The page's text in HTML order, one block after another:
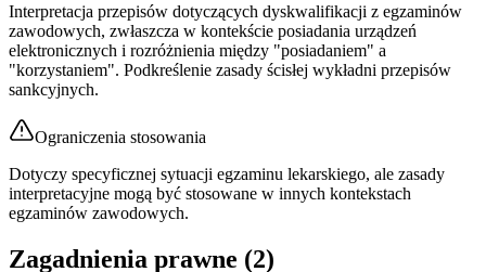
Interpretacja przepisów dotyczących dyskwalifikacji z egzaminów
zawodowych, zwłaszcza w kontekście posiadania urządzeń
elektronicznych i rozróżnienia między "posiadaniem" a
"korzystaniem". Podkreślenie zasady ścisłej wykładni przepisów
sankcyjnych.
Ograniczenia stosowania
Dotyczy specyficznej sytuacji egzaminu lekarskiego, ale zasady
interpretacyjne mogą być stosowane w innych kontekstach
egzaminów zawodowych.
Zagadnienia prawne (2)